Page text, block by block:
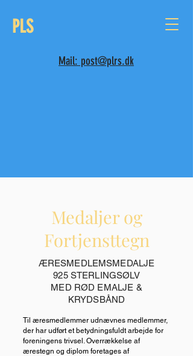
PLS
Mail: post@plrs.dk
Medaljer og
Fortjensttegn
ÆRESMEDLEMSMEDALJE
925 STERLINGSØLV
MED RØD EMALJE &
KRYDSBÅND
Til æresmedlemmer udnævnes medlemmer,
der har udført et betydningsfuldt arbejde for
foreningens trivsel. Overrækkelse af
ærestegn og diplom foretages af